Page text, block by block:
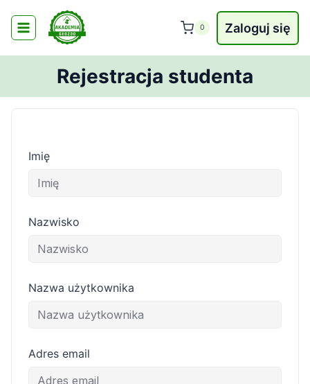
treści
0 Zaloguj się
Rejestracja studenta
Imię
Nazwisko
Nazwa użytkownika
Adres email